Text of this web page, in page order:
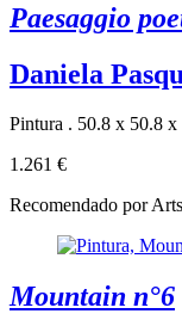
Paesaggio
Daniela
Pintura . 50.8 x 50.8 x
1.261 €
Recomendado por
Mountain n°6